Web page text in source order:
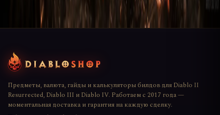
Предметы, валюта, гайды и калькуляторы билдов для Diablo II
Resurrected, Diablo III и Diablo IV. Работаем с 2017 года —
моментальная доставка и гарантия на каждую сделку.